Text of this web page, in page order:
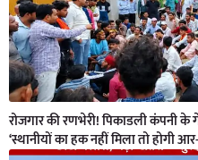
रोजगार की रणभेरी! पिकाडली कंपनी के
‘स्थानीयों का हक नहीं मिला तो होगी